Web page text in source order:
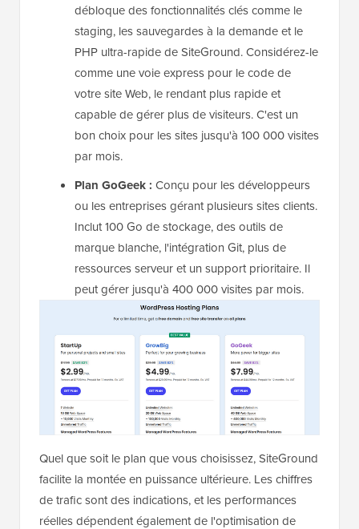
débloque des fonctionnalités clés comme le
staging, les sauvegardes à la demande et le
PHP ultra-rapide de SiteGround. Considérez-le
comme une voie express pour le code de
votre site Web, le rendant plus rapide et
capable de gérer plus de visiteurs. C'est un
bon choix pour les sites jusqu'à 100 000 visites
par mois.
Plan GoGeek : Conçu pour les développeurs
ou les entreprises gérant plusieurs sites clients.
Inclut 100 Go de stockage, des outils de
marque blanche, l'intégration Git, plus de
ressources serveur et un support prioritaire. Il
peut gérer jusqu'à 400 000 visites par mois.
Quel que soit le plan que vous choisissez, SiteGround
facilite la montée en puissance ultérieure. Les chiffres
de trafic sont des indications, et les performances
réelles dépendent également de l'optimisation de